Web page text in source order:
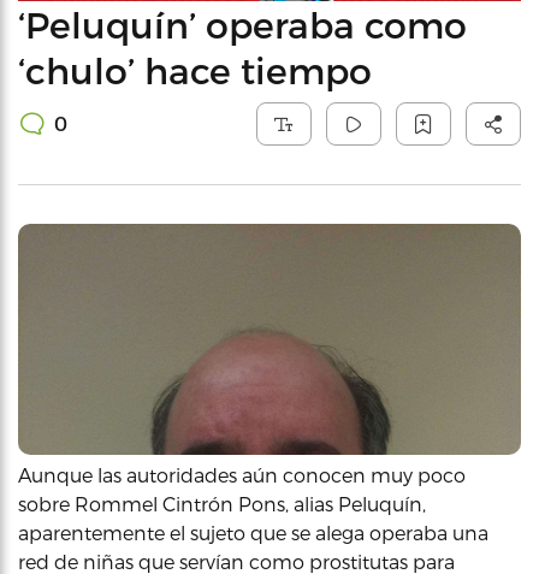
‘Peluquín’ operaba como
‘chulo’ hace tiempo
0
Aunque las autoridades aún conocen muy poco
sobre Rommel Cintrón Pons, alias Peluquín,
aparentemente el sujeto que se alega operaba una
red de niñas que servían como prostitutas para